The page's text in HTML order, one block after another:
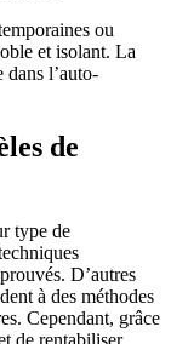
ou
et isolant. La
dans l’auto-
de
type de
D’autres
à des méthodes
Cependant, grâce
de rentabiliser